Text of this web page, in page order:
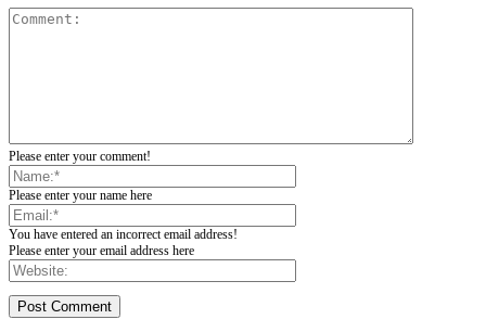
Please enter your comment!
Please enter your name here
You have entered an incorrect email address!
Please enter your email address here